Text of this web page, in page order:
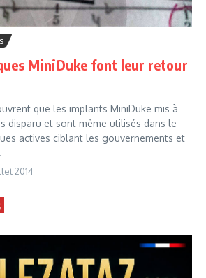
MiniDuke font leur retour
que les implants MiniDuke mis à
disparu et sont même utilisés dans le
actives ciblant les gouvernements et
2014